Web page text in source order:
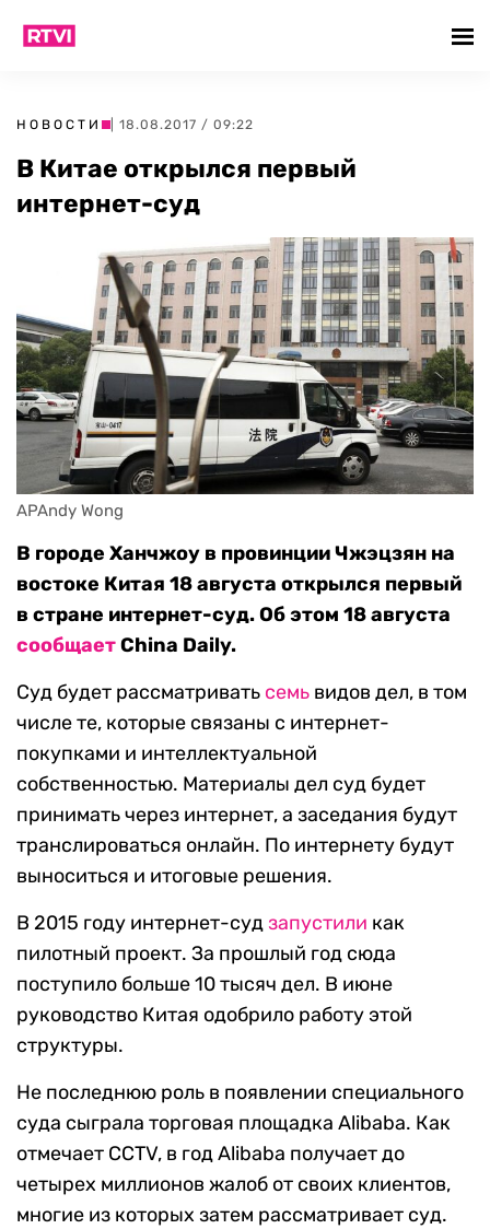
НОВОСТИ | 18.08.2017 / 09:22
В Китае открылся первый
интернет-суд
APAndy Wong
В городе Ханчжоу в провинции Чжэцзян на
востоке Китая 18 августа открылся первый
в стране интернет-суд. Об этом 18 августа
сообщаетChina Daily.
Суд будет рассматривать семь видов дел, в том
числе те, которые связаны с интернет-
покупками и интеллектуальной
собственностью. Материалы дел суд будет
принимать через интернет, а заседания будут
транслироваться онлайн. По интернету будут
выноситься и итоговые решения.
В 2015 году интернет-судзапустили как
пилотный проект. За прошлый год сюда
поступило больше 10 тысяч дел. В июне
руководство Китая одобрило работу этой
структуры.
Не последнюю роль в появлении специального
суда сыграла торговая площадка Alibaba. Как
отмечает CCTV, в год Alibaba получает до
четырех миллионов жалоб от своих клиентов,
многие из которых затем рассматривает суд.